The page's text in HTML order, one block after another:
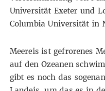
Universität Exeter und
Columbia Universität in
Meereis ist gefrorenes
auf den Ozeanen
gibt es noch das